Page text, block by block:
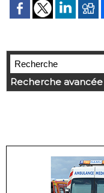
Recherche avancée